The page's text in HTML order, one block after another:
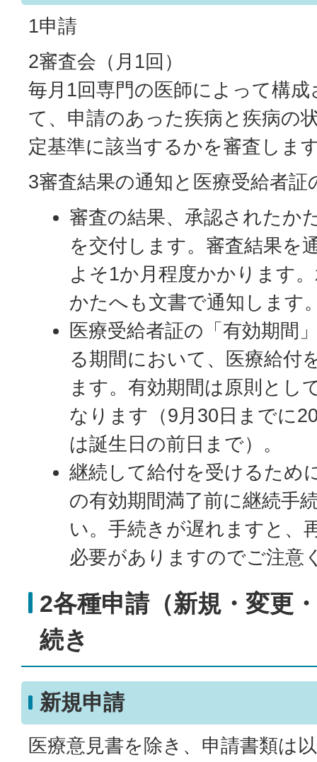
1申請
2審査会（月1回）
毎月1回専門の医師によって構
て、申請のあった疾病と疾病の
定基準に該当するかを審査しま
3審査結果の通知と医療受給者証
審査の結果、承認されたか
を交付します。審査結果を
よそ1か月程度かかります
かたへも文書で通知します
医療受給者証の「有効期間
る期間において、医療給付
ます。有効期間は原則とし
なります（9月30日までに
は誕生日の前日まで）。
継続して給付を受けるため
の有効期間満了前に継続手
い。手続きが遅れますと、
必要がありますのでご注意
2各種申請（新規・変更
続き
新規申請
医療意見書を除き、申請書類は